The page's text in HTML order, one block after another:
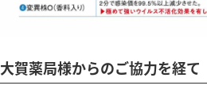
大賀薬局様からのご協力を経て